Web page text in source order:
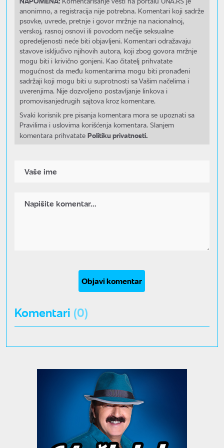
anonimno, a registracija nije potrebna. Komentari koji sadrže
psovke, uvrede, pretnje i govor mržnje na nacionalnoj,
verskoj, rasnoj osnovi ili povodom nečije seksualne
opredeljenosti neće biti objavljeni. Komentari odražavaju
stavove isključivo njihovih autora, koji zbog govora mržnje
mogu biti i krivično gonjeni. Kao čitatelj prihvatate
mogućnost da među komentarima mogu biti pronađeni
sadržaji koji mogu biti u suprotnosti sa Vašim načelima i
uverenjima. Nije dozvoljeno postavljanje linkova i
promovisanjedrugih sajtova kroz komentare.
Svaki korisnik pre pisanja komentara mora se upoznati sa
Pravilima i uslovima korišćenja komentara. Slanjem
komentara prihvatate Politiku privatnosti.
Objavi komentar
Komentari (0)